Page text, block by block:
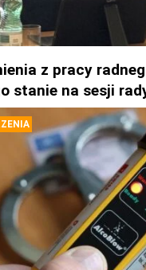
z pracy
stanie na sesji